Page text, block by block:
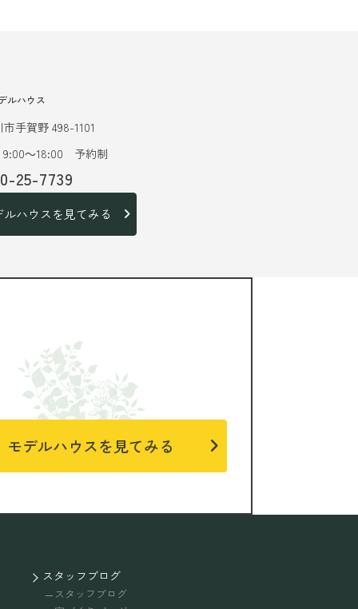
ルハウス
手賀野 498-1101
9:00～18:00 予約制
25-7739
ルハウスを見てみる
モデルハウスを見てみる
スタッフブログ
スタッフブログ